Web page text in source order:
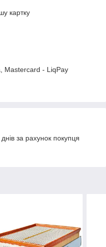
картку
Mastercard - LiqPay
за рахунок покупця